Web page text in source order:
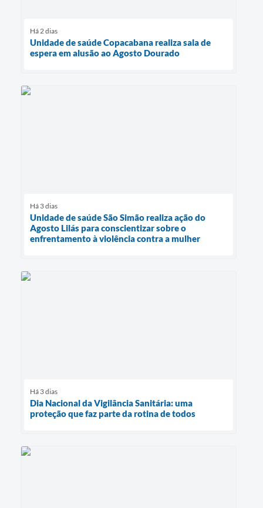
Há 2 dias
Unidade de saúde Copacabana realiza sala de
espera em alusão ao Agosto Dourado
Há 3 dias
Unidade de saúde São Simão realiza ação do
Agosto Lilás para conscientizar sobre o
enfrentamento à violência contra a mulher
Há 3 dias
Dia Nacional da Vigilância Sanitária: uma
proteção que faz parte da rotina de todos